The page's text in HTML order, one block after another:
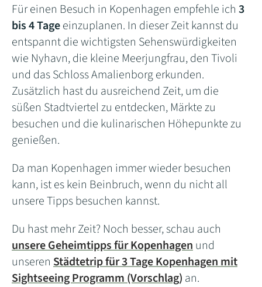
Für einen Besuch in Kopenhagen empfehle ich 3
bis 4 Tageeinzuplanen. In dieser Zeit kannst du
entspannt die wichtigsten Sehenswürdigkeiten
wie Nyhavn, die kleine Meerjungfrau, den Tivoli
und das Schloss Amalienborg erkunden.
Zusätzlich hast du ausreichend Zeit, um die
süßen Stadtviertel zu entdecken, Märkte zu
besuchen und die kulinarischen Höhepunkte zu
genießen.
Da man Kopenhagen immer wieder besuchen
kann, ist es kein Beinbruch, wenn du nicht all
unsere Tipps besuchen kannst.
Du hast mehr Zeit? Noch besser, schau auch
unsere Geheimtipps für Kopenhagen und
unseren Städtetrip für 3 Tage Kopenhagen mit
Sightseeing Programm (Vorschlag) an.